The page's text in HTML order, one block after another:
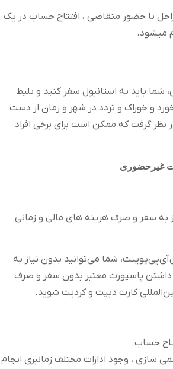
با حضور متقاضی ، افتتاح حساب در یک
میشود.
شما باید به استانبول سفر کنید و بلیط
و خوراک و تردد در شهر و زمان از دست
نظر گرفت که ممکن است برای برخی افراد
به سفر و صرف هزینه های مالی و زمانی
شما می‌توانید بدون نیاز به
داشتن پاسپورت معتبر بدون سفر و صرف
کارت دبیت و کردیت شوید.
حساب
سازی ، وجود ادارات مختلف زمانبری انجام